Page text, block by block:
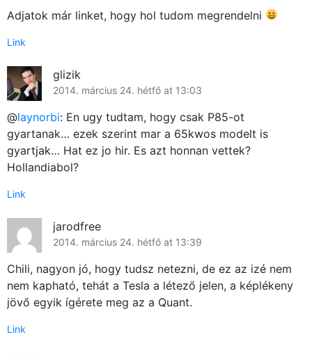
Adjatok már linket, hogy hol tudom megrendelni
Link
glizik
2014. március 24. hétfő at 13:03
@laynorbi: En ugy tudtam, hogy csak P85-ot
gyartanak… ezek szerint mar a 65kwos modelt is
gyartjak… Hat ez jo hir. Es azt honnan vettek?
Hollandiabol?
Link
jarodfree
2014. március 24. hétfő at 13:39
Chili, nagyon jó, hogy tudsz netezni, de ez az izé nem
nem kapható, tehát a Tesla a létező jelen, a képlékeny
jövő egyik ígérete meg az a Quant.
Link